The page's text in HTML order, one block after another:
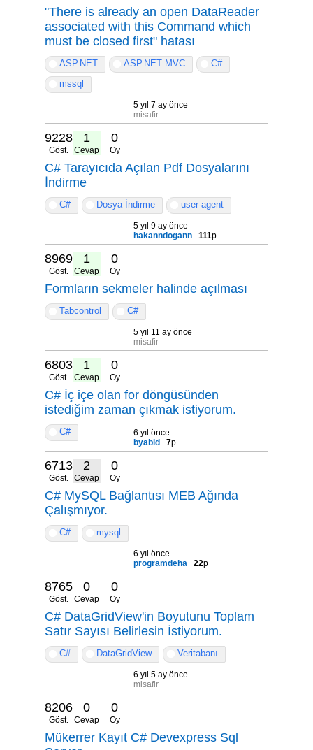
"There is already an open DataReader
associated with this Command which
must be closed first" hatası
ASP.NET ASP.NET MVC
C#
mssql
5 yıl 7 ay önce
misafir
9228
Göst.
1
Cevap
0
Oy
C# Tarayıcıda Açılan Pdf Dosyalarını
İndirme
C# Dosya İndirme user-agent
5 yıl 9 ay önce
hakanndogann
111p
8969
Göst.
1
Cevap
0
Oy
Formların sekmeler halinde açılması
Tabcontrol C#
5 yıl 11 ay önce
misafir
6803
Göst.
1
Cevap
0
Oy
C# İç içe olan for döngüsünden
istediğim zaman çıkmak istiyorum.
C#
6 yıl önce
byabid
7p
6713
Göst.
2
Cevap
0
Oy
C# MySQL Bağlantısı MEB Ağında
Çalışmıyor.
C# mysql
6 yıl önce
programdeha
22p
8765
Göst.
0
Cevap
0
Oy
C# DataGridView'in Boyutunu Toplam
Satır Sayısı Belirlesin İstiyorum.
C# DataGridView Veritabanı
6 yıl 5 ay önce
misafir
8206
Göst.
0
Cevap
0
Oy
Mükerrer Kayıt C# Devexpress Sql